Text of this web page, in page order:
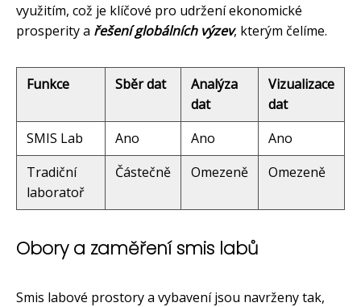
využitím, což je klíčové pro udržení ekonomické
prosperity a řešení globálních výzev, kterým čelíme.
Funkce Sběr dat
Analýza
dat
Vizualizace
dat
SMIS Lab
Ano Ano
Ano
Tradiční
laboratoř
Částečně Omezeně Omezeně
Obory a zaměření smis labů
Smis labové prostory a vybavení jsou navrženy tak,